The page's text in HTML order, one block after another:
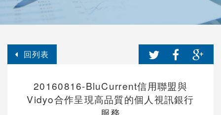
回列表
20160816-BluCurrent信用聯盟與
Vidyo合作呈現高品質的個人視訊銀行
服務